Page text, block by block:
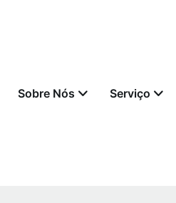
Sobre Nós Serviço